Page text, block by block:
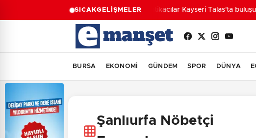
SICAKGELİŞMELER Antikacılar Kayseri Talas'ta
BURSA EKONOMİ GÜNDEM SPOR DÜNYA
Şanlıurfa Nöbetçi